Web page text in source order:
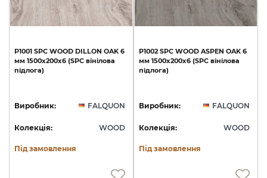
P1001 SPC WOOD DILLON OAK 6
мм 1500х200х6 (SPC вінілова
підлога)
Виробник: FALQUON
Колекція: WOOD
Під замовлення
P1002 SPC WOOD ASPEN OAK 6
мм 1500х200х6 (SPC вінілова
підлога)
Виробник: FALQUON
Колекція: WOOD
Під замовлення